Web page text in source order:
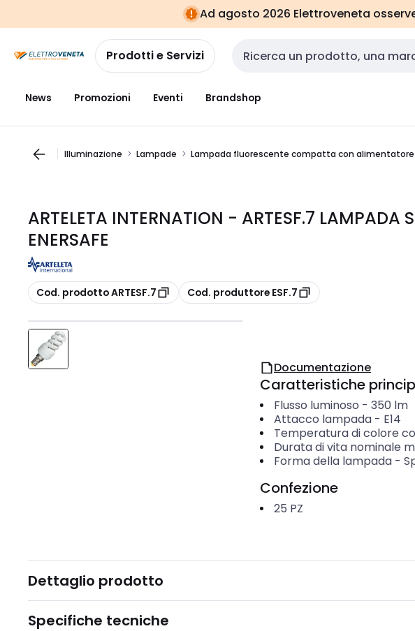
navigazionealla
pagina
Ad agosto 2026 Elettroveneta
Prodotti e Servizi Cerca input
News Promozioni Eventi Brandshop
Illuminazione Lampade Lampada fluorescente compatta con
ARTELETA INTERNATION - ARTESF.7 LAMPADA
ENERSAFE
copia
Cod. prodotto ARTESF.7 copia
Cod. produttore ESF.7
Documentazione
Caratteristiche
Flusso luminoso - 350 lm
Attacco lampada- E14
Temperatura di colore
Durata di vita nominale
Forma della lampada-
Confezione
25 PZ
Dettaglio prodotto
Specifiche tecniche